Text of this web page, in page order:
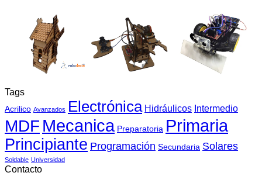
Tags
Acrilico Avanzados Electrónica Hidráulicos Intermedio
MDF Mecanica Preparatoria Primaria
Principiante Programación Secundaria Solares
Soldable Universidad
Contacto